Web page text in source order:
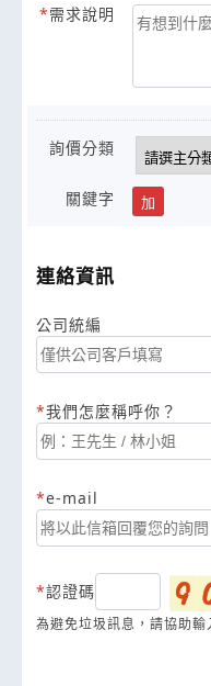
需求說明
詢價分類
關鍵字 加
連絡資訊
公司統編
我們怎麼稱呼你？
e-mail
認證碼
為避免垃圾訊息，請協助